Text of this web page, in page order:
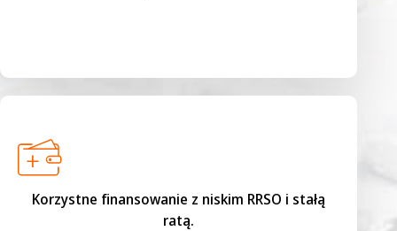
Korzystne finansowanie z niskim RRSO i stałą
ratą.